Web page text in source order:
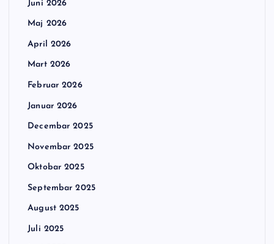
Juni 2026
Maj 2026
April 2026
Mart 2026
Februar 2026
Januar 2026
Decembar 2025
Novembar 2025
Oktobar 2025
Septembar 2025
August 2025
Juli 2025